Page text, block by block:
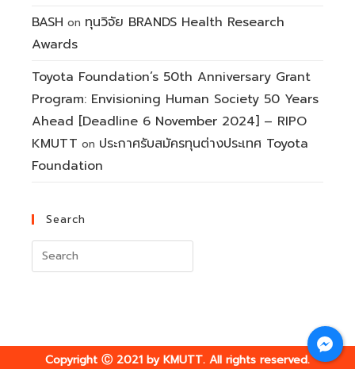
BASH on ทุนวิจัย BRANDS Health Research
Awards
Toyota Foundation’s 50th Anniversary Grant
Program: Envisioning Human Society 50 Years
Ahead [Deadline 6 November 2024] – RIPO
KMUTT on ประกาศรับสมัครทุนต่างประเทศ Toyota
Foundation
Search
Search
for:
Copyright Ⓒ 2021 by KMUTT. All rights reserved.